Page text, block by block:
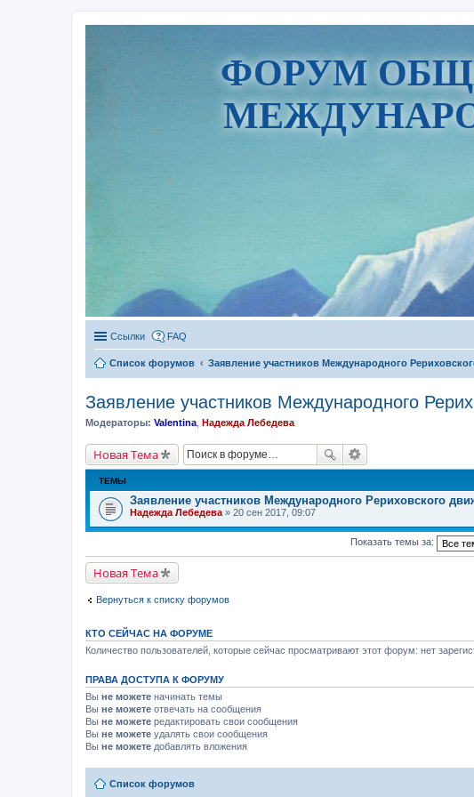
ФОРУМ
Ссылки FAQ
Список форумов Заявление участников Международного
Заявление участников Международного
Модераторы: Valentina Надежда Лебедева
Новая Тема
ТЕМЫ
Заявление участников Международного Рериховского
Надежда Лебедева » 20 сен 2017, 09:07
Показать темы за:
Новая Тема
Вернуться к списку форумов
КТО СЕЙЧАС НА ФОРУМЕ
Количество пользователей, которые сейчас просматривают этот форум: нет
ПРАВА ДОСТУПА К ФОРУМУ
Вы не можете начинать темы
Вы не можете отвечать на сообщения
Вы не можете редактировать свои сообщения
Вы не можете удалять свои сообщения
Вы не можете добавлять вложения
Список форумов